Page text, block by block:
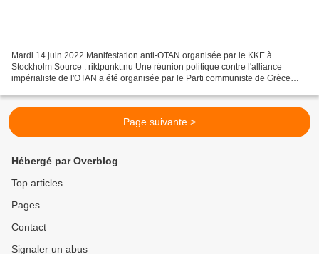
Mardi 14 juin 2022 Manifestation anti-OTAN organisée par le KKE à
Stockholm Source : riktpunkt.nu Une réunion politique contre l'alliance
impérialiste de l'OTAN a été organisée par le Parti communiste de Grèce
Page suivante >
Hébergé par Overblog
Top articles
Pages
Contact
Signaler un abus